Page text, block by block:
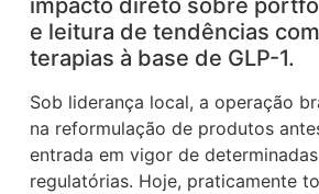
impacto direto sobre
e leitura de tendências
terapias à base de GLP-1.
Sob liderança local, a operação
na reformulação de produtos
entrada em vigor de
regulatórias. Hoje, praticamente